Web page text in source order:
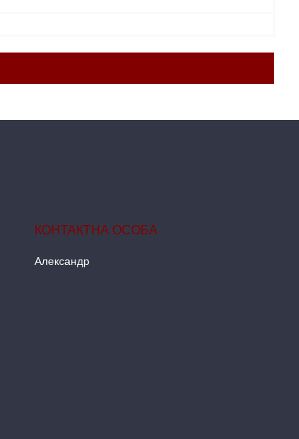
Александр